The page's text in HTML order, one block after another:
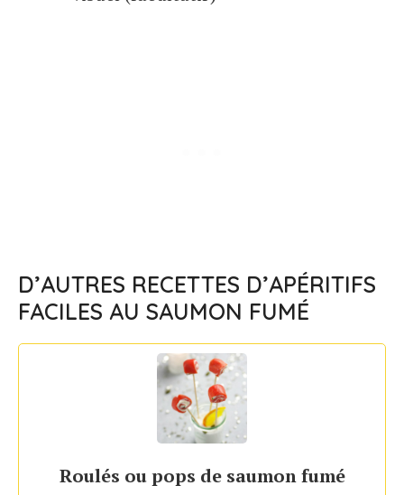
D’AUTRES RECETTES D’APÉRITIFS
FACILES AU SAUMON FUMÉ
Roulés ou pops de saumon fumé